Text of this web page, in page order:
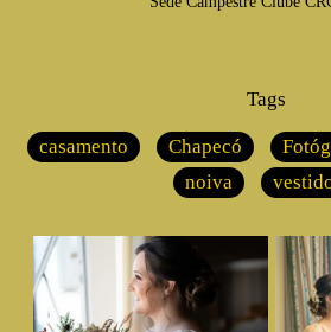
Tags
casamento Chapecó
noiva